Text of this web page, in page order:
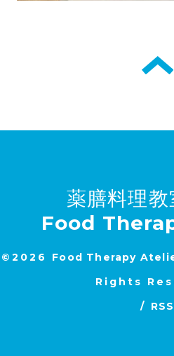
薬膳料理
Food
©2026 Food Therapy
Rights
/ RSS